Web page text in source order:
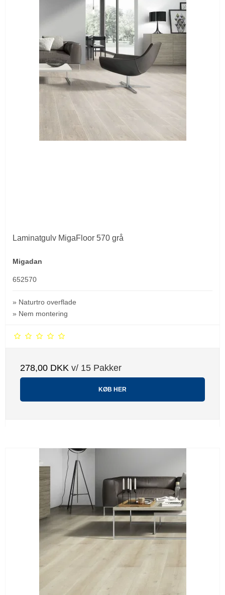
Laminatgulv MigaFloor 570 grå
Migadan
652570
» Naturtro overflade
» Nem montering
278,00 DKK v/ 15 Pakker
KØB HER